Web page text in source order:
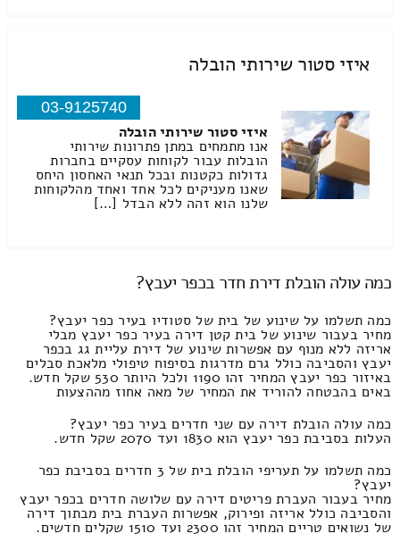
איזי סטור שירותי הובלה
03-9125740
איזי סטור שירותי הובלה
אנו מתמחים במתן פתרונות שירותי
הובלות עבור לקוחות עסקיים בחברות
גדולות כקטנות ובכל תנאי האחסון היחס
שאנו מעניקים לכל אחד ואחד מהלקוחות
שלנו הוא זהה ללא הבדל […]
כמה עולה הובלת דירת חדר בכפר יעבץ?
כמה תשלמו על שינוע של בית של סטודיו בעיר כפר יעבץ?
מחיר בעבור שינוע של בית קטן דירה בעיר כפר יעבץ מבלי
אריזה ללא מנוף עם אפשרות שינוע של דירת עליית גג בכפר
יעבץ והסביבה כולל גרם מדרגות בסיפוח טיפולי מלאכת סבלים
באיזור כפר יעבץ המחיר זהו 1190 ולכל היותר 530 שקל חדש.
באים בהבטחה להוריד את המחיר של מאה אחוז מההצעות
כמה עולה הובלת דירה עם שני חדרים בעיר כפר יעבץ?
העלות בסביבת כפר יעבץ הוא 1830 ועד 2070 שקל חדש.
כמה תשלמו על תעריפי הובלת בית של 3 חדרים בסביבת כפר
יעבץ?
מחיר בעבור העברת פריטים דירה עם שלושה חדרים בכפר יעבץ
והסביבה כולל אריזה ופירוק, אפשרות העברת בית מבתוך דירה
של נשואים טריים המחיר זהו 2300 ועד 1510 שקלים חדשים.